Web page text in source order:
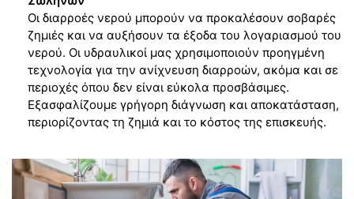
Οι διαρροές νερού μπορούν να προκαλέσουν σοβαρές
ζημιές και να αυξήσουν τα έξοδα του λογαριασμού του
νερού. Οι υδραυλικοί μας χρησιμοποιούν προηγμένη
τεχνολογία για την ανίχνευση διαρροών, ακόμα και σε
περιοχές όπου δεν είναι εύκολα προσβάσιμες.
Εξασφαλίζουμε γρήγορη διάγνωση και αποκατάσταση,
περιορίζοντας τη ζημιά και το κόστος της επισκευής.